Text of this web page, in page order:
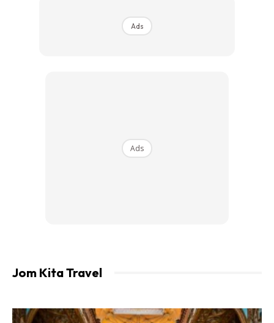
Ads
Ads
Ads
Jom Kita Travel